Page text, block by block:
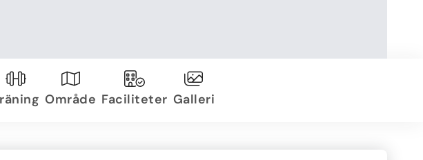
Område Faciliteter Galleri